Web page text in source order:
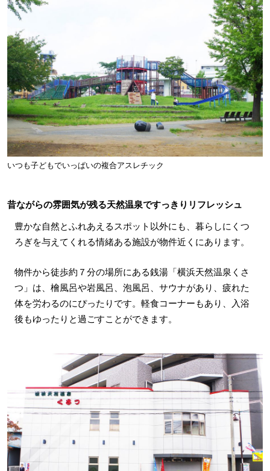
いつも子どもでいっぱいの複合アスレチック
昔ながらの雰囲気が残る天然温泉ですっきりリフレッシュ
豊かな自然とふれあえるスポット以外にも、暮らしにくつ
ろぎを与えてくれる情緒ある施設が物件近くにあります。
物件から徒歩約７分の場所にある銭湯「横浜天然温泉くさ
つ」は、檜風呂や岩風呂、泡風呂、サウナがあり、疲れた
体を労わるのにぴったりです。軽食コーナーもあり、入浴
後もゆったりと過ごすことができます。